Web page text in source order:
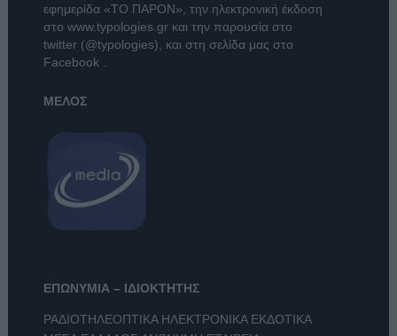
εφημερίδα «ΤΟ ΠΑΡΟΝ» , την ηλεκτρονική έκδοση
στο www.typologies.grκαι την παρουσία στο
twitter (@typologies) , και στη σελίδα μας στο
Facebook
ΜΕΛΟΣ
ΕΠΩΝΥΜΙΑ – ΙΔΙΟΚΤΗΤΗΣ
ΡΑΔΙΟΤΗΛΕΟΠΤΙΚΑ ΗΛΕΚΤΡΟΝΙΚΑ ΕΚΔΟΤΙΚΑ